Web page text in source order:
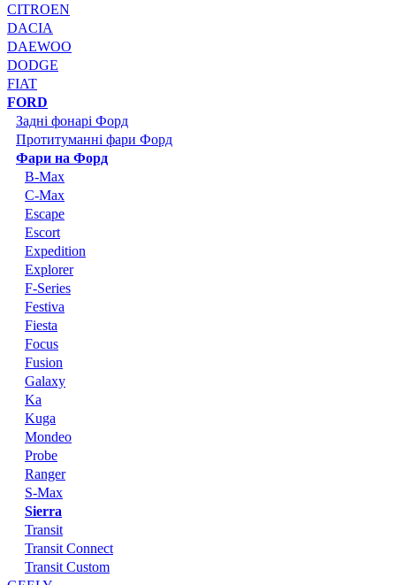
CITROEN
DACIA
DAEWOO
DODGE
FIAT
FORD
Задні фонарі Форд
Протитуманні фари Форд
Фари на Форд
B-Max
C-Max
Escape
Escort
Expedition
Explorer
F-Series
Festiva
Fiesta
Focus
Fusion
Galaxy
Ka
Kuga
Mondeo
Probe
Ranger
S-Max
Sierra
Transit
Transit Connect
Transit Custom